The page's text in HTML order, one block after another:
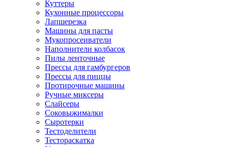
Куттеры
Кухонные процессоры
Лапшерезка
Машины для пасты
Мукопросеиватели
Наполнители колбасок
Пилы ленточные
Прессы для гамбургеров
Прессы для пиццы
Протирочные машины
Ручные миксеры
Слайсеры
Соковыжималки
Сыротерки
Тестоделители
Тестораскатка